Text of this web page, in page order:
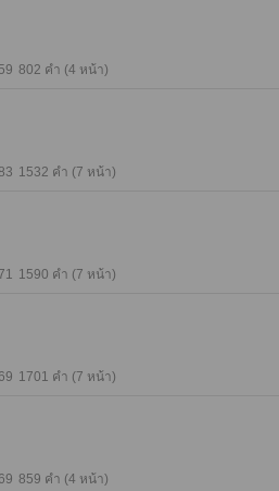
802 คำ (4 หน้า)
1532 คำ (7 หน้า)
1590 คำ (7 หน้า)
1701 คำ (7 หน้า)
859 คำ (4 หน้า)